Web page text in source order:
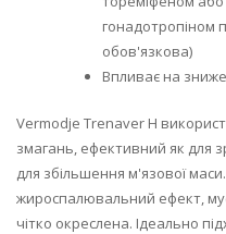
гонадотропіном
обов'язкова)
Впливає на
Vermodje Trenaver H
змагань, ефективний як для
для збільшення м'язової
жироспалювальний ефект,
чітко окреслена. Ідеально